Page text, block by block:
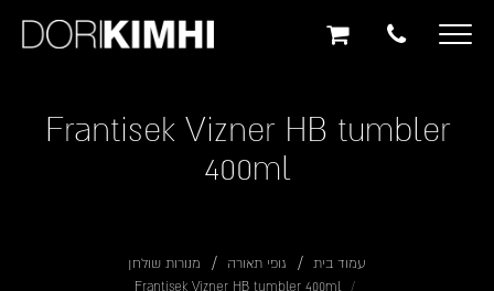
נגישות
ראשי
ראשיToggle
Frantisek Vizner HB tumbler
400ml
עמוד בית גופי תאורה
מנורות שולחן
Frantisek Vizner HB tumbler 400ml